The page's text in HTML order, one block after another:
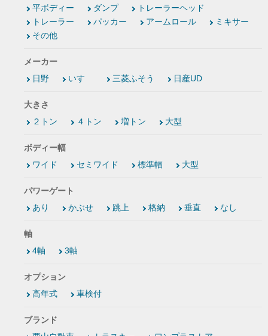
平ボディー
ダンプ
トレーラーヘッド
トレーラー
パッカー アームロール
ミキサー
その他
メーカー
日野
いすゞ 三菱ふそう 日産UD
大きさ
２トン
４トン 増トン 大型
ボディー幅
ワイド
セミワイド 標準幅 大型
パワーゲート
あり
かぶせ 跳上 格納 垂直 なし
軸
4軸
3軸
オプション
高年式
車検付
ブランド